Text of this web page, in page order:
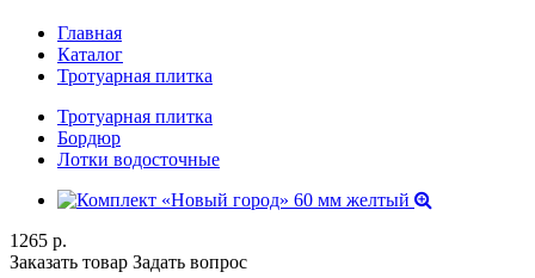
Главная
Каталог
Тротуарная плитка
Тротуарная плитка
Бордюр
Лотки водосточные
1265 р.
Заказать товар Задать вопрос